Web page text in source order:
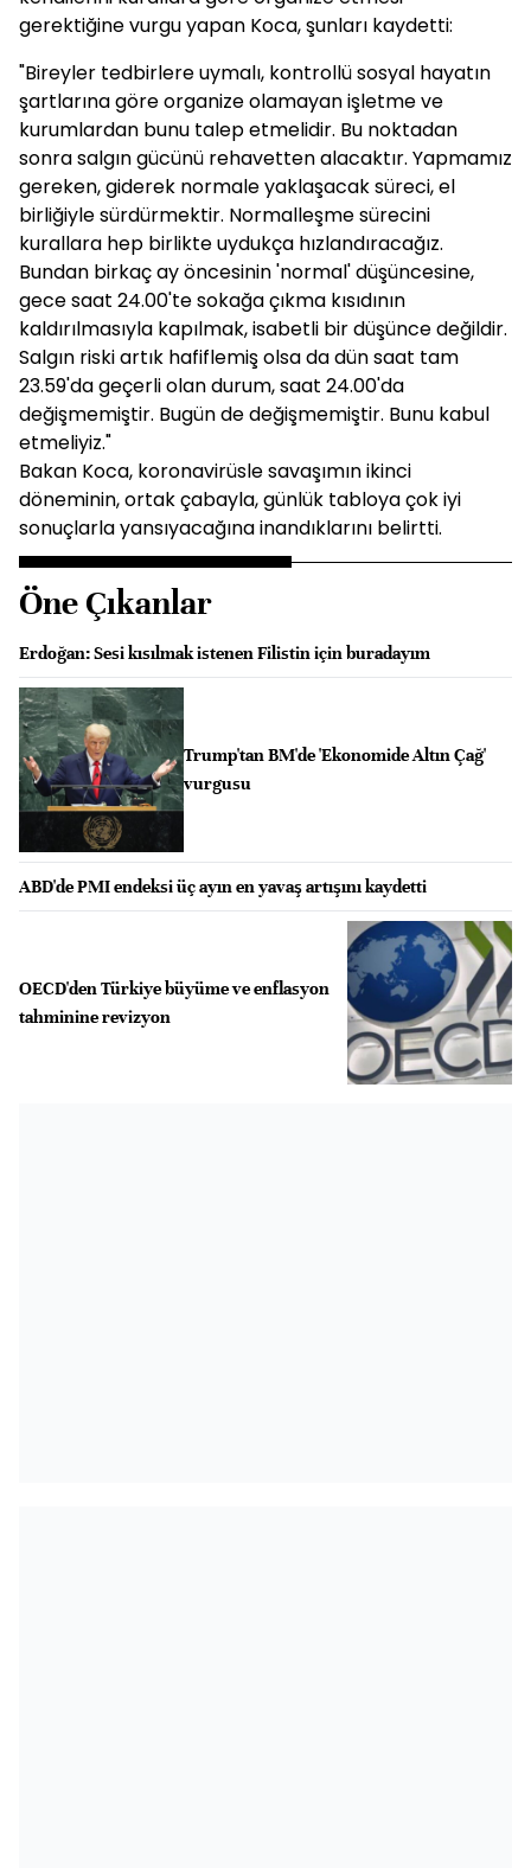
gerektiğine vurgu yapan Koca, şunları kaydetti:
"Bireyler tedbirlere uymalı, kontrollü sosyal hayatın
şartlarına göre organize olamayan işletme ve
kurumlardan bunu talep etmelidir. Bu noktadan
sonra salgın gücünü rehavetten alacaktır. Yapmamız
gereken, giderek normale yaklaşacak süreci, el
birliğiyle sürdürmektir. Normalleşme sürecini
kurallara hep birlikte uydukça hızlandıracağız.
Bundan birkaç ay öncesinin 'normal' düşüncesine,
gece saat 24.00'te sokağa çıkma kısıdının
kaldırılmasıyla kapılmak, isabetli bir düşünce değildir.
Salgın riski artık hafiflemiş olsa da dün saat tam
23.59'da geçerli olan durum, saat 24.00'da
değişmemiştir. Bugün de değişmemiştir. Bunu kabul
etmeliyiz."
Bakan Koca, koronavirüsle savaşımın ikinci
döneminin, ortak çabayla, günlük tabloya çok iyi
sonuçlarla yansıyacağına inandıklarını belirtti.
Öne Çıkanlar
Erdoğan: Sesi kısılmak istenen Filistin için buradayım
Trump'tan BM'de 'Ekonomide Altın Çağ'
vurgusu
ABD'de PMI endeksi üç ayın en yavaş artışını kaydetti
OECD'den Türkiye büyüme ve enflasyon
tahminine revizyon